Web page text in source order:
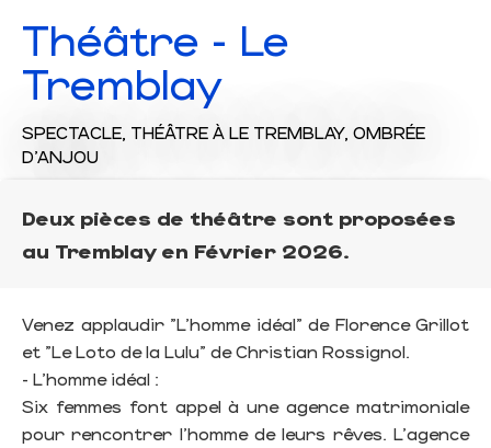
Théâtre - Le
Tremblay
SPECTACLE, THÉÂTRE À LE TREMBLAY, OMBRÉE
D'ANJOU
Deux pièces de théâtre sont proposées
au Tremblay en Février 2026.
Venez applaudir "L'homme idéal" de Florence Grillot
et "Le Loto de la Lulu" de Christian Rossignol.
- L'homme idéal :
Six femmes font appel à une agence matrimoniale
pour rencontrer l'homme de leurs rêves. L'agence